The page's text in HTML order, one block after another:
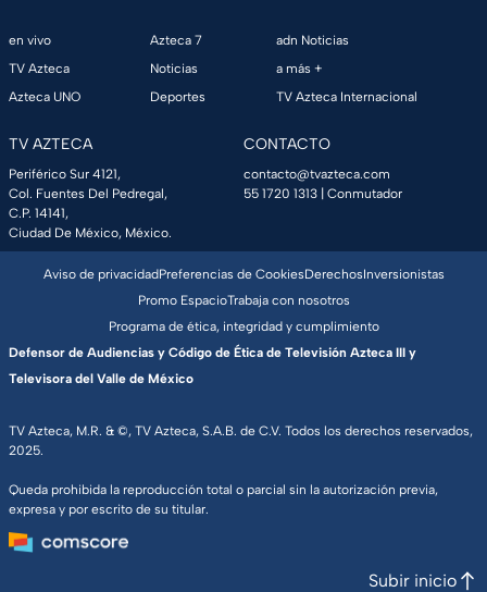
en vivo
TV Azteca
Azteca UNO
Azteca 7
Noticias
Deportes
adn Noticias
a más +
TV Azteca Internacional
TV AZTECA
Periférico Sur 4121,
Col. Fuentes Del Pedregal,
C.P. 14141,
Ciudad De México, México.
CONTACTO
contacto@tvazteca.com
55 1720 1313 | Conmutador
TV Azteca, M.R. & ©, TV Azteca, S.A.B. de C.V. Todos los derechos reservados,
2025.
Queda prohibida la reproducción total o parcial sin la autorización previa,
expresa y por escrito de su titular.
Aviso de privacidadPreferencias de CookiesDerechosInversionistas
Promo EspacioTrabaja con nosotros
Programa de ética, integridad y cumplimiento
Defensor de Audiencias y Código de Ética de Televisión Azteca III y
Televisora del Valle de México
Subir inicio